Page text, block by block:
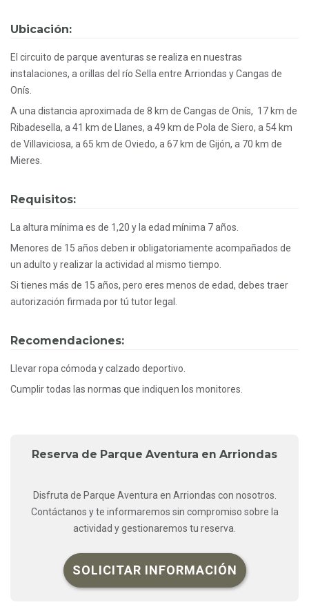
Ubicación:
El circuito de parque aventuras se realiza en nuestras
instalaciones, a orillas del río Sella entre Arriondas y Cangas de
Onís.
A una distancia aproximada de 8 km de Cangas de Onís, 17 km de
Ribadesella, a 41 km de Llanes, a 49 km de Pola de Siero, a 54 km
de Villaviciosa, a 65 km de Oviedo, a 67 km de Gijón, a 70 km de
Mieres.
Requisitos:
La altura mínima es de 1,20 y la edad mínima 7 años.
Menores de 15 años deben ir obligatoriamente acompañados de
un adulto y realizar la actividad al mismo tiempo.
Si tienes más de 15 años, pero eres menos de edad, debes traer
autorización firmada por tú tutor legal.
Recomendaciones:
Llevar ropa cómoda y calzado deportivo.
Cumplir todas las normas que indiquen los monitores.
Reserva de Parque Aventura en Arriondas
Disfruta de Parque Aventura en Arriondas con nosotros.
Contáctanos y te informaremos sin compromiso sobre la
actividad y gestionaremos tu reserva.
SOLICITAR INFORMACIÓN